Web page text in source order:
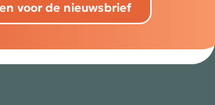
voor de nieuwsbrief